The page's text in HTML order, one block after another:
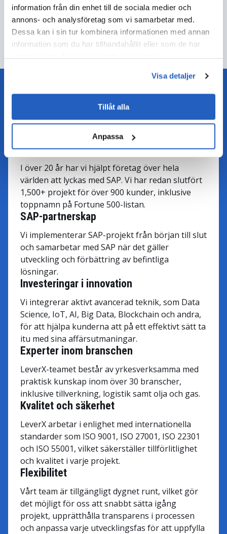
information från din enhet till de sociala medier och
annons- och analysföretag som vi samarbetar med.
Dessa kan i sin tur kombinera informationen med annan
information som du har tillhandahållit eller som de har
Visa detaljer
Tillåt alla
Anpassa
VISA MER
Dokumenterad meritlista
I över 20 år har vi hjälpt företag över hela
världen att lyckas med SAP. Vi har redan slutfört
1,500+ projekt för över 900 kunder, inklusive
toppnamn på Fortune 500-listan.
Experter inom branschen
LeverX-teamet består av yrkesverksamma med
praktisk kunskap inom över 30 branscher,
inklusive tillverkning, logistik samt olja och gas.
SAP-partnerskap
Vi implementerar SAP-projekt från början till slut
och samarbetar med SAP när det gäller
utveckling och förbättring av befintliga
lösningar.
Kvalitet och säkerhet
LeverX arbetar i enlighet med internationella
standarder som ISO 9001, ISO 27001, ISO 22301
och ISO 55001, vilket säkerställer tillförlitlighet
och kvalitet i varje projekt.
Investeringar i innovation
Vi integrerar aktivt avancerad teknik, som Data
Science, IoT, AI, Big Data, Blockchain och andra,
för att hjälpa kunderna att på ett effektivt sätt ta
itu med sina affärsutmaningar.
Flexibilitet
Vårt team är tillgängligt dygnet runt, vilket gör
det möjligt för oss att snabbt sätta igång
projekt, upprätthålla transparens i processen
och anpassa varje utvecklingsfas för att uppfylla